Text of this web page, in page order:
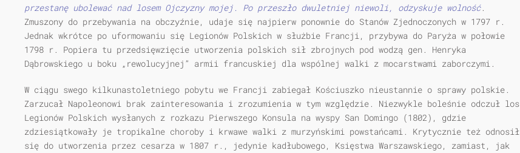
przestanę ubolewać nad losem Ojczyzny mojej. Po przeszło dwuletniej niewoli, odzyskuje wolność.
Zmuszony do przebywania na obczyźnie, udaje się najpierw ponownie do Stanów Zjednoczonych w 1797 r.
Jednak wkrótce po uformowaniu się Legionów Polskich w służbie Francji, przybywa do Paryża w połowie
1798 r. Popiera tu przedsięwzięcie utworzenia polskich sił zbrojnych pod wodzą gen. Henryka
Dąbrowskiego u boku „rewolucyjnej” armii francuskiej dla wspólnej walki z mocarstwami zaborczymi.
W ciągu swego kilkunastoletniego pobytu we Francji zabiegał Kościuszko nieustannie o sprawy polskie.
Zarzucał Napoleonowi brak zainteresowania i zrozumienia w tym względzie. Niezwykle boleśnie odczuł los
Legionów Polskich wysłanych z rozkazu Pierwszego Konsula na wyspy San Domingo (1802), gdzie
zdziesiątkowały je tropikalne choroby i krwawe walki z murzyńskimi powstańcami. Krytycznie też odnosił
się do utworzenia przez cesarza w 1807 r., jedynie kadłubowego, Księstwa Warszawskiego, zamiast, jak